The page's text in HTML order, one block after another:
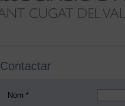
Contactar
Nom *